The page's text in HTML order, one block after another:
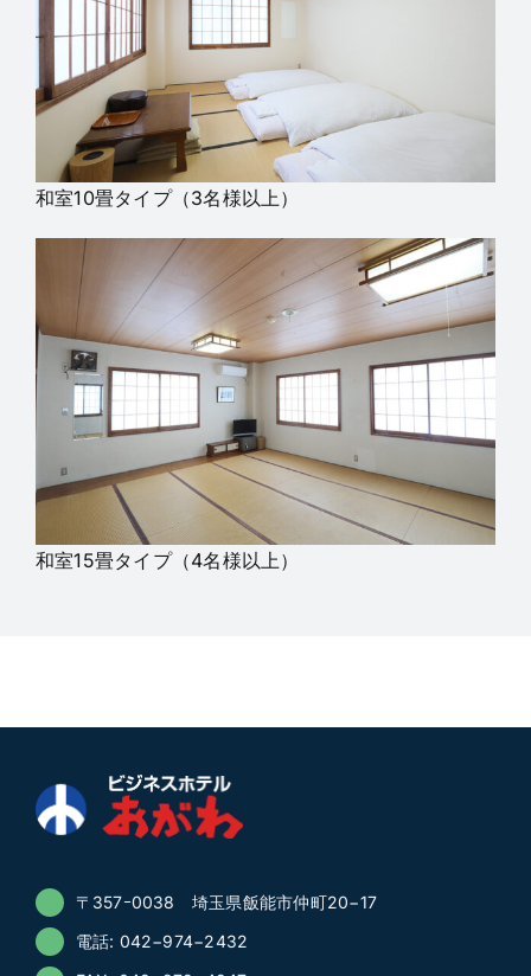
和室10畳タイプ（3名様以上）
和室15畳タイプ（4名様以上）
〒357ｰ0038 埼玉県飯能市仲町20−17
電話: 042−974−2432